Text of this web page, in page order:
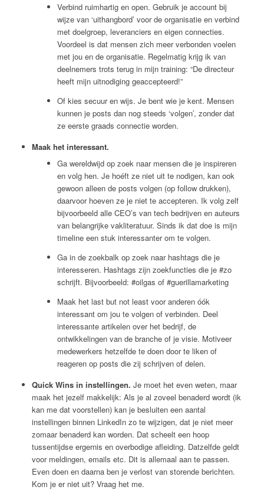
Verbind ruimhartig en open. Gebruik je account bij
wijze van ‘uithangbord’ voor de organisatie en verbind
met doelgroep, leveranciers en eigen connecties.
Voordeel is dat mensen zich meer verbonden voelen
met jou en de organisatie. Regelmatig krijg ik van
deelnemers trots terug in mijn training: “De directeur
heeft mijn uitnodiging geaccepteerd!”
Of kies secuur en wijs. Je bent wie je kent. Mensen
kunnen je posts dan nog steeds ‘volgen’, zonder dat
ze eerste graads connectie worden.
Maak het interessant.
Ga wereldwijd op zoek naar mensen die je inspireren
en volg hen. Je hoéft ze niet uit te nodigen, kan ook
gewoon alleen de posts volgen (op follow drukken),
daarvoor hoeven ze je niet te accepteren. Ik volg zelf
bijvoorbeeld alle CEO’s van tech bedrijven en auteurs
van belangrijke vakliteratuur. Sinds ik dat doe is mijn
timeline een stuk interessanter om te volgen.
Ga in de zoekbalk op zoek naar hashtags die je
interesseren. Hashtags zijn zoekfuncties die je #zo
schrijft. Bijvoorbeeld: #oilgas of #guerillamarketing
Maak het last but not least voor anderen óók
interessant om jou te volgen of verbinden. Deel
interessante artikelen over het bedrijf, de
ontwikkelingen van de branche of je visie. Motiveer
medewerkers hetzelfde te doen door te liken of
reageren op posts die zij schrijven of delen.
Quick Wins in instellingen. Je moet het even weten, maar
maak het jezelf makkelijk: Als je al zoveel benaderd wordt (ik
kan me dat voorstellen) kan je besluiten een aantal
instellingen binnen LinkedIn zo te wijzigen, dat je niet meer
zomaar benaderd kan worden. Dat scheelt een hoop
tussentijdse ergernis en overbodige afleiding. Datzelfde geldt
voor meldingen, emails etc. Dit is allemaal aan te passen.
Even doen en daarna ben je verlost van storende berichten.
Kom je er niet uit? Vraag het me.